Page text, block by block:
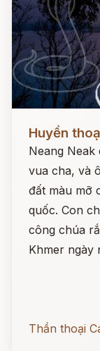
Đọc ngay
Huyền
Neang Neak
vua cha, và
đất màu mỡ
quốc. Con
công chúa
Khmer ngày
Thần thoại